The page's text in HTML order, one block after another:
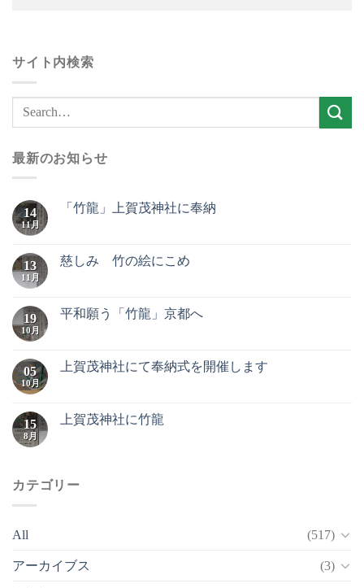
サイト内検索
最新のお知らせ
14
11月
「竹龍」上賀茂神社に奉納
13
11月
慈しみ 竹の絵にこめ
19
10月
平和願う「竹龍」京都へ
05
10月
上賀茂神社にて奉納式を開催します
15
8月
上賀茂神社に竹龍
カテゴリー
All (517)
アーカイブス (3)